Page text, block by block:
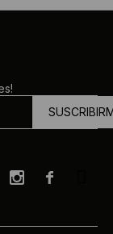

